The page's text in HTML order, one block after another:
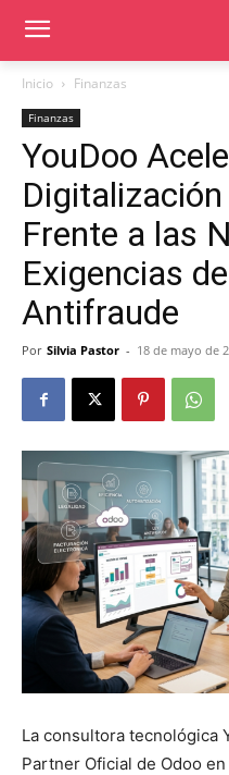
Inicio Finanzas
Finanzas
YouDoo
Frente a las
Exigencias
Antifraude
Por Silvia Pastor - 18 de mayo de
La consultora tecnológica
Partner Oficial de Odoo